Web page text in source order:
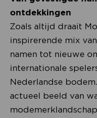
ontdekkingen
Zoals altijd draait
inspirerende mix
namen tot nieuwe
internationale
Nederlandse
actueel beeld van